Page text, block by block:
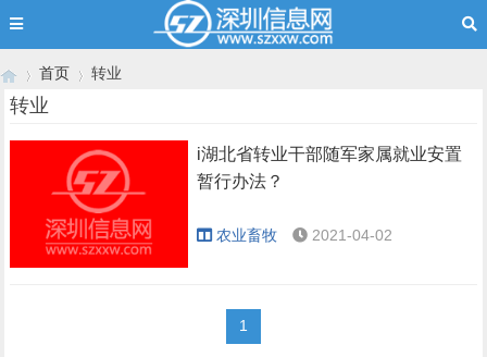
首页
›
转业
转业
i湖北省转业干部随军家属就业安置
暂行办法？
农业畜牧 2021-04-02
1